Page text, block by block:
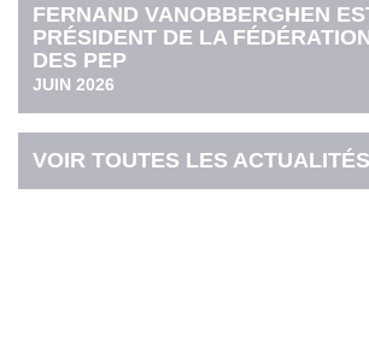
FERNAND VANOBBERGHEN
PRÉSIDENT DE LA
DES PEP
JUIN 2026
VOIR TOUTES LES ACTUALITÉS